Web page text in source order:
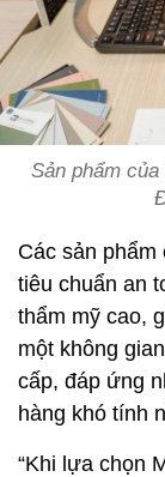
Sản phẩm
Các sản
tiêu chuẩn an
thẩm mỹ cao,
một không
cấp, đáp ứng
hàng khó tính
“Khi lựa chọn